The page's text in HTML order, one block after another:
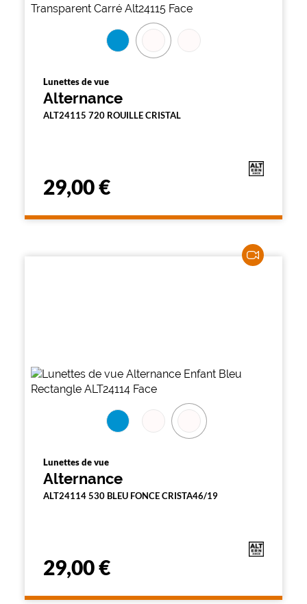
Lunettes de vue
Alternance
ALT24115 720 ROUILLE CRISTAL
29,00 €
Lunettes de vue
Alternance
ALT24114 530 BLEU FONCE CRISTA46/19
29,00 €